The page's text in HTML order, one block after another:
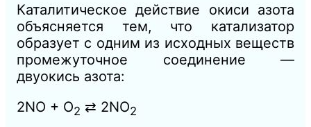
Каталитическое действие окиси азота
объясняется тем, что катализатор
образует с одним из исходных веществ
промежуточное соединение —
двуокись азота:
2NO + О2 ⇄ 2NО2